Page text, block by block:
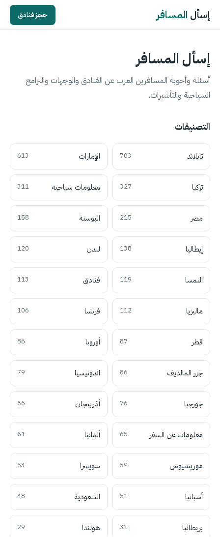
إسأل المسافر حجز فنادق
إسأل المسافر
أسئلة وأجوبة المسافرين العرب عن الفنادق والوجهات والبرامج
السياحية والتأشيرات.
التصنيفات
تايلاند 703 الإمارات 613
تركيا 327 معلومات سياحية 311
مصر 215 البوسنة 158
إيطاليا 138 لندن 120
النمسا 119 فنادق 113
ماليزيا 112 فرنسا 106
قطر 87 أوروبا 86
جزر المالديف 86 اندونيسيا 79
جورجيا 76 أذربيجان 66
معلومات عن السفر 65 ألمانيا 61
موريشيوس 59 سويسرا 53
أسبانيا 51 السعودية 48
بريطانيا 31 هولندا 29